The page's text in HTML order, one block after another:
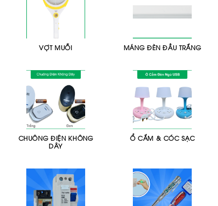
VỢT MUỖI MÁNG ĐÈN ĐẦU TRẮNG
CHUÔNG ĐIỆN KHÔNG
DÂY
Ổ CẮM & CÓC SẠC